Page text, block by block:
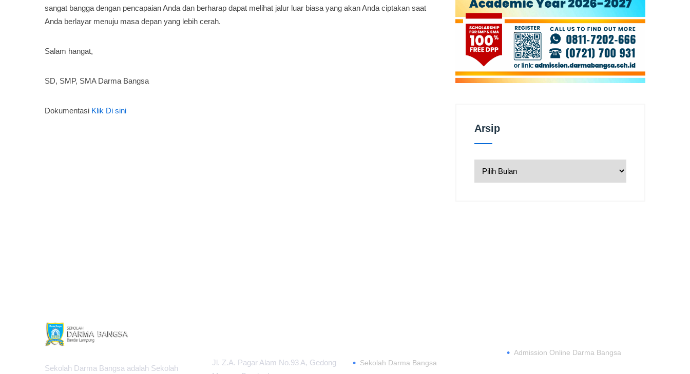
sangat bangga dengan pencapaian Anda dan berharap dapat melihat jalur luar biasa yang akan Anda ciptakan saat
Anda berlayar menuju masa depan yang lebih cerah.
Salam hangat,
SD, SMP, SMA Darma Bangsa
Dokumentasi Klik Di sini
ArsipArsip
Sekolah Darma Bangsa adalah Sekolah
Jl. Z.A. Pagar Alam No.93 A, Gedong
• Sekolah Darma Bangsa
• Admission Online Darma Bangsa